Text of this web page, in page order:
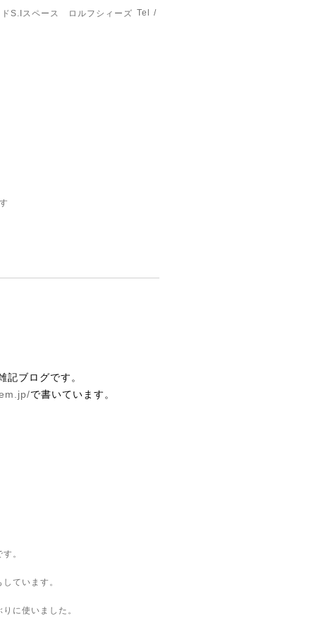
ドS.Iスペース ロルフシィーズ Tel /
ブログです。
で書いています。
。
ています。
に使いました。